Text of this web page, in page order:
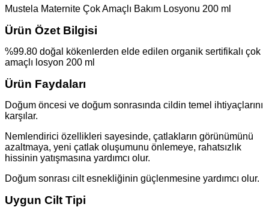
Mustela Maternite Çok Amaçlı Bakım Losyonu 200 ml
Ürün Özet Bilgisi
%99.80 doğal kökenlerden elde edilen organik sertifikalı çok
amaçlı losyon 200 ml
Ürün Faydaları
Doğum öncesi ve doğum sonrasında cildin temel ihtiyaçlarını
karşılar.
Nemlendirici özellikleri sayesinde, çatlakların görünümünü
azaltmaya, yeni çatlak oluşumunu önlemeye, rahatsızlık
hissinin yatışmasına yardımcı olur.
Doğum sonrası cilt esnekliğinin güçlenmesine yardımcı olur.
Uygun Cilt Tipi